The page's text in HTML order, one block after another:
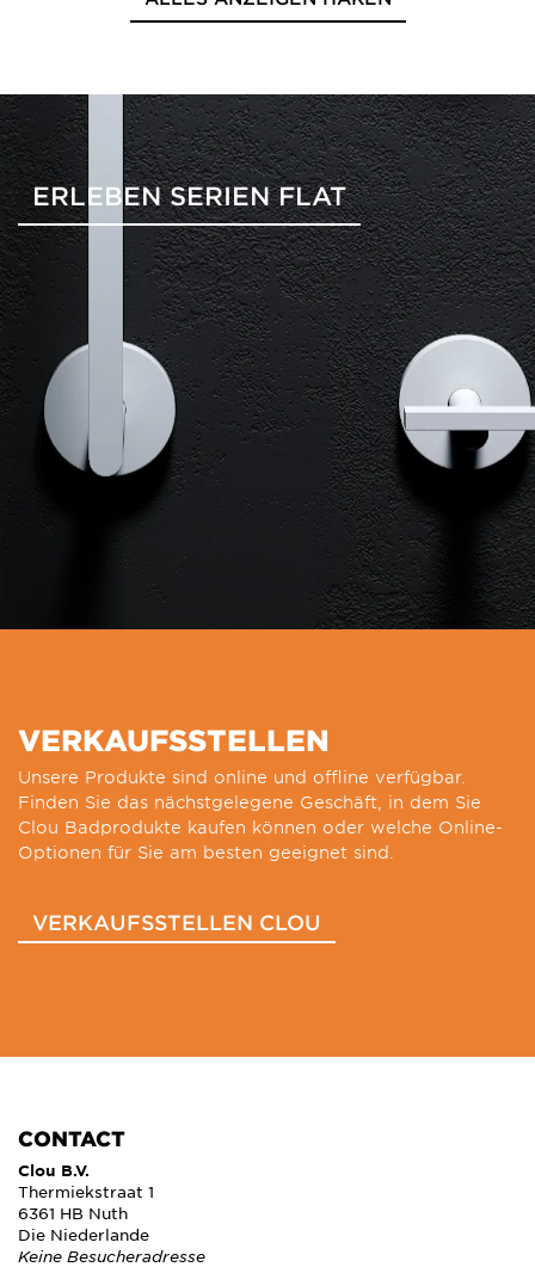
ERLEBEN SERIEN FLAT
VERKAUFSSTELLEN
Unsere Produkte sind online und offline verfügbar.
Finden Sie das nächstgelegene Geschäft, in dem Sie
Clou Badprodukte kaufen können oder welche Online-
Optionen für Sie am besten geeignet sind.
VERKAUFSSTELLEN CLOU
CONTACT
Clou B.V.
Thermiekstraat 1
6361 HB Nuth
Die Niederlande
Keine Besucheradresse